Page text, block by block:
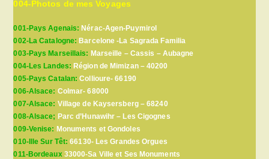
004-Photos de mes Voyages
001-Pays Agenais: Nérac-Agen-Puymirol
002-La Catalogne:Barcelone -La Sagrada Familia
003-Pays Marseillais: Marseille – Cassis – Aubagne
004-Les Landes:Région de Mimizan – 40200
005-Pays Catalan:Collioure- 66190
006-Alsace: Colmar- 68000
007-Alsace: Village de Kaysersberg – 68240
008-Alsace; Parc d’Hunawihr – Les Cigognes
009-Venise: Monuments et Gondoles
010-Ille Sur Têt:66130- Les Grandes Orgues
011-Bordeaux33000-Sa Ville et Ses Monuments